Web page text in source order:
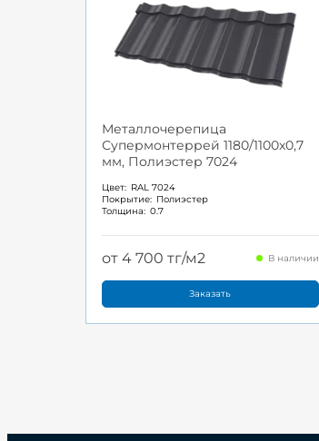
Металлочерепица
Супермонтеррей 1180/1100x0,7
мм, Полиэстер 7024
Цвет: RAL 7024
Покрытие: Полиэстер
Толщина: 0.7
от 4 700 тг/м2 В наличии
Заказать